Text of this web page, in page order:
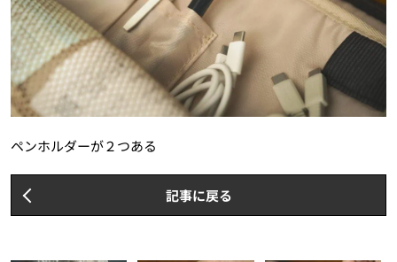
ペンホルダーが２つある
記事に戻る